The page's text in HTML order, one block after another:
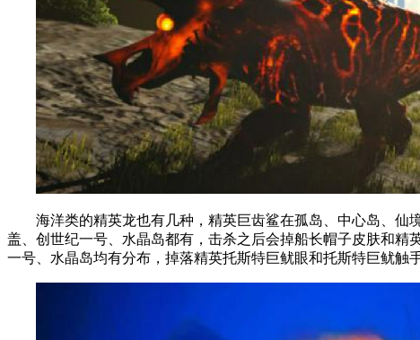
海洋类的精英龙也有几种，精英巨齿鲨在孤岛、中心岛、仙
盖、创世纪一号、水晶岛都有，击杀之后会掉船长帽子皮肤和
一号、水晶岛均有分布，掉落精英托斯特巨鱿眼和托斯特巨鱿触